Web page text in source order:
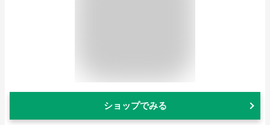
ショップでみる